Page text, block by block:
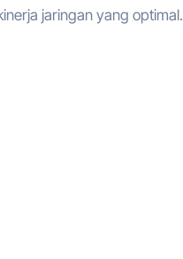
jaringan yang optimal.